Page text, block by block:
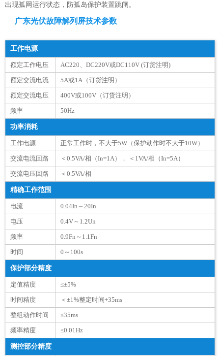
出现孤网运行状态，防孤岛保护装置跳闸。
广东光伏故障解列屏技术参数
工作电源
额定工作电压 AC220、DC220V或DC110V (订货注明)
额定交流电流 5A或1A（订货注明）
额定交流电压 400V或100V（订货注明）
频率 50Hz
功率消耗
工作电源 正常工作时，不大于5W（保护动作时不大于10W）
交流电流回路 ＜0.5VA/相（In=1A）， ＜1VA/相（In=5A）
交流电压回路 ＜0.5VA/相
精确工作范围
电流 0.04In～20In
电压 0.4V～1.2Un
频率 0.9Fn～1.1Fn
时间 0～100s
保护部分精度
定值精度 ≤±5%
时间精度 ＜±1%整定时间+35ms
整组动作时间 ≤35ms
频率精度 ≤0.01Hz
测控部分精度